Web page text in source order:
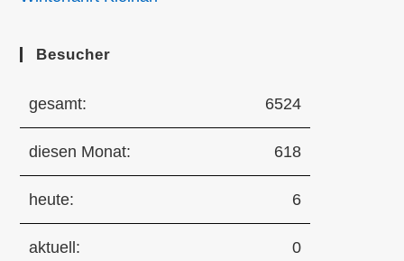
Besucher
gesamt: 6524
diesen Monat: 618
heute: 6
aktuell: 0